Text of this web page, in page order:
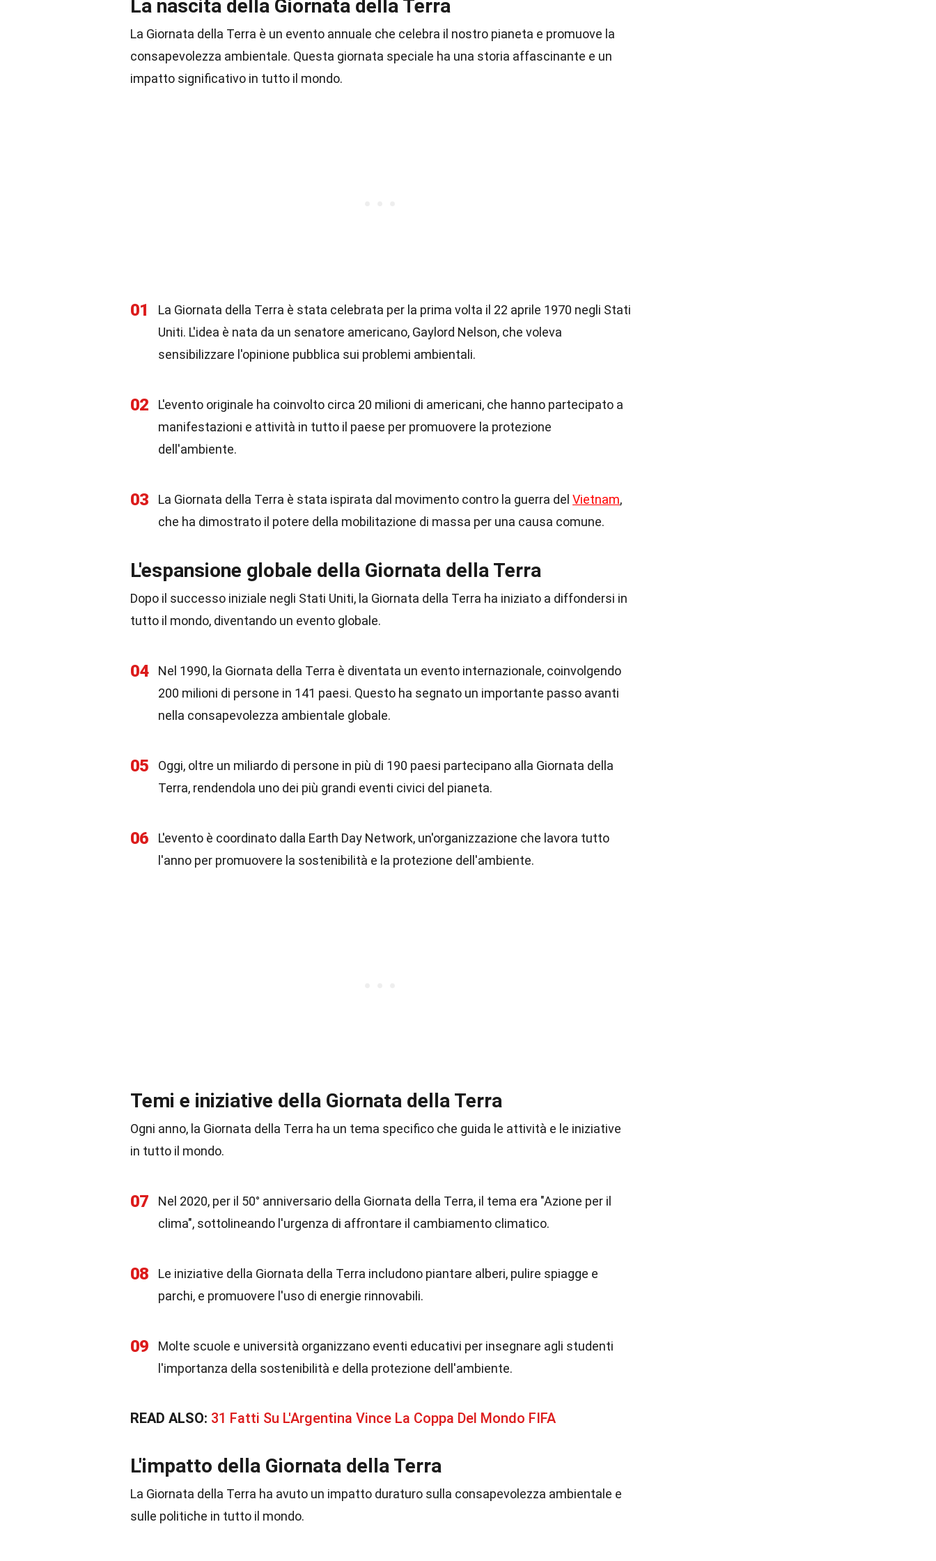
La nascita della Giornata della Terra
La Giornata della Terra è un evento annuale che celebra il nostro pianeta e promuove la
consapevolezza ambientale. Questa giornata speciale ha una storia affascinante e un
impatto significativo in tutto il mondo.
01
La Giornata della Terra è stata celebrata per la prima volta il 22 aprile 1970 negli Stati
Uniti. L'idea è nata da un senatore americano, Gaylord Nelson, che voleva
sensibilizzare l'opinione pubblica sui problemi ambientali.
02
L'evento originale ha coinvolto circa 20 milioni di americani, che hanno partecipato a
manifestazioni e attività in tutto il paese per promuovere la protezione
dell'ambiente.
03 La Giornata della Terra è stata ispirata dal movimento contro la guerra del Vietnam,
che ha dimostrato il potere della mobilitazione di massa per una causa comune.
L'espansione globale della Giornata della Terra
Dopo il successo iniziale negli Stati Uniti, la Giornata della Terra ha iniziato a diffondersi in
tutto il mondo, diventando un evento globale.
04
Nel 1990, la Giornata della Terra è diventata un evento internazionale, coinvolgendo
200 milioni di persone in 141 paesi. Questo ha segnato un importante passo avanti
nella consapevolezza ambientale globale.
05
Oggi, oltre un miliardo di persone in più di 190 paesi partecipano alla Giornata della
Terra, rendendola uno dei più grandi eventi civici del pianeta.
06
L'evento è coordinato dalla Earth Day Network, un'organizzazione che lavora tutto
l'anno per promuovere la sostenibilità e la protezione dell'ambiente.
Temi e iniziative della Giornata della Terra
Ogni anno, la Giornata della Terra ha un tema specifico che guida le attività e le iniziative
in tutto il mondo.
07
Nel 2020, per il 50° anniversario della Giornata della Terra, il tema era "Azione per il
clima", sottolineando l'urgenza di affrontare il cambiamento climatico.
08
Le iniziative della Giornata della Terra includono piantare alberi, pulire spiagge e
parchi, e promuovere l'uso di energie rinnovabili.
09
Molte scuole e università organizzano eventi educativi per insegnare agli studenti
l'importanza della sostenibilità e della protezione dell'ambiente.
READ ALSO: 31 Fatti Su L'Argentina Vince La Coppa Del Mondo FIFA
L'impatto della Giornata della Terra
La Giornata della Terra ha avuto un impatto duraturo sulla consapevolezza ambientale e
sulle politiche in tutto il mondo.